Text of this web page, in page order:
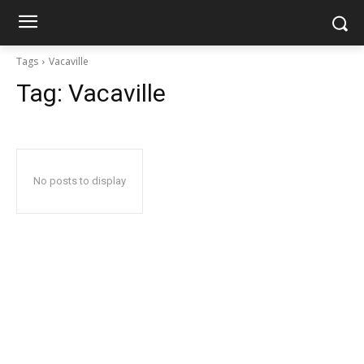
Tags Vacaville
Tag: Vacaville
No posts to display